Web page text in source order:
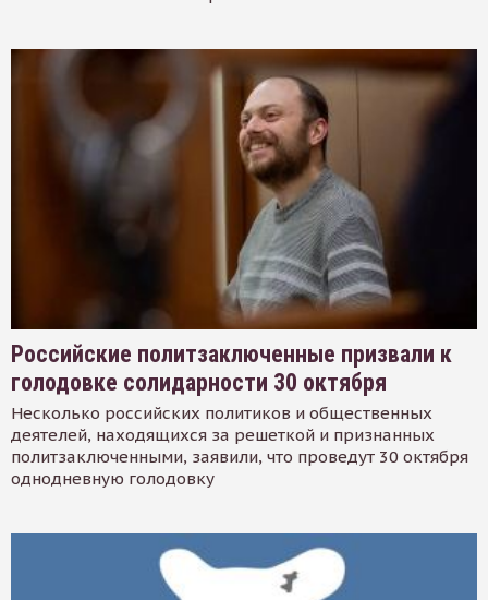
Российские политзаключенные призвали к
голодовке солидарности 30 октября
Несколько российских политиков и общественных
деятелей, находящихся за решеткой и признанных
политзаключенными, заявили, что проведут 30 октября
однодневную голодовку